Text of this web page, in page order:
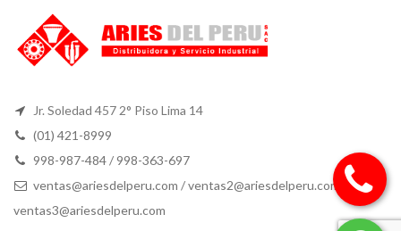
Jr. Soledad 457 2° Piso Lima 14
(01) 421-8999
998-987-484 / 998-363-697
ventas@ariesdelperu.com /ventas2@ariesdelperu.com
ventas3@ariesdelperu.com